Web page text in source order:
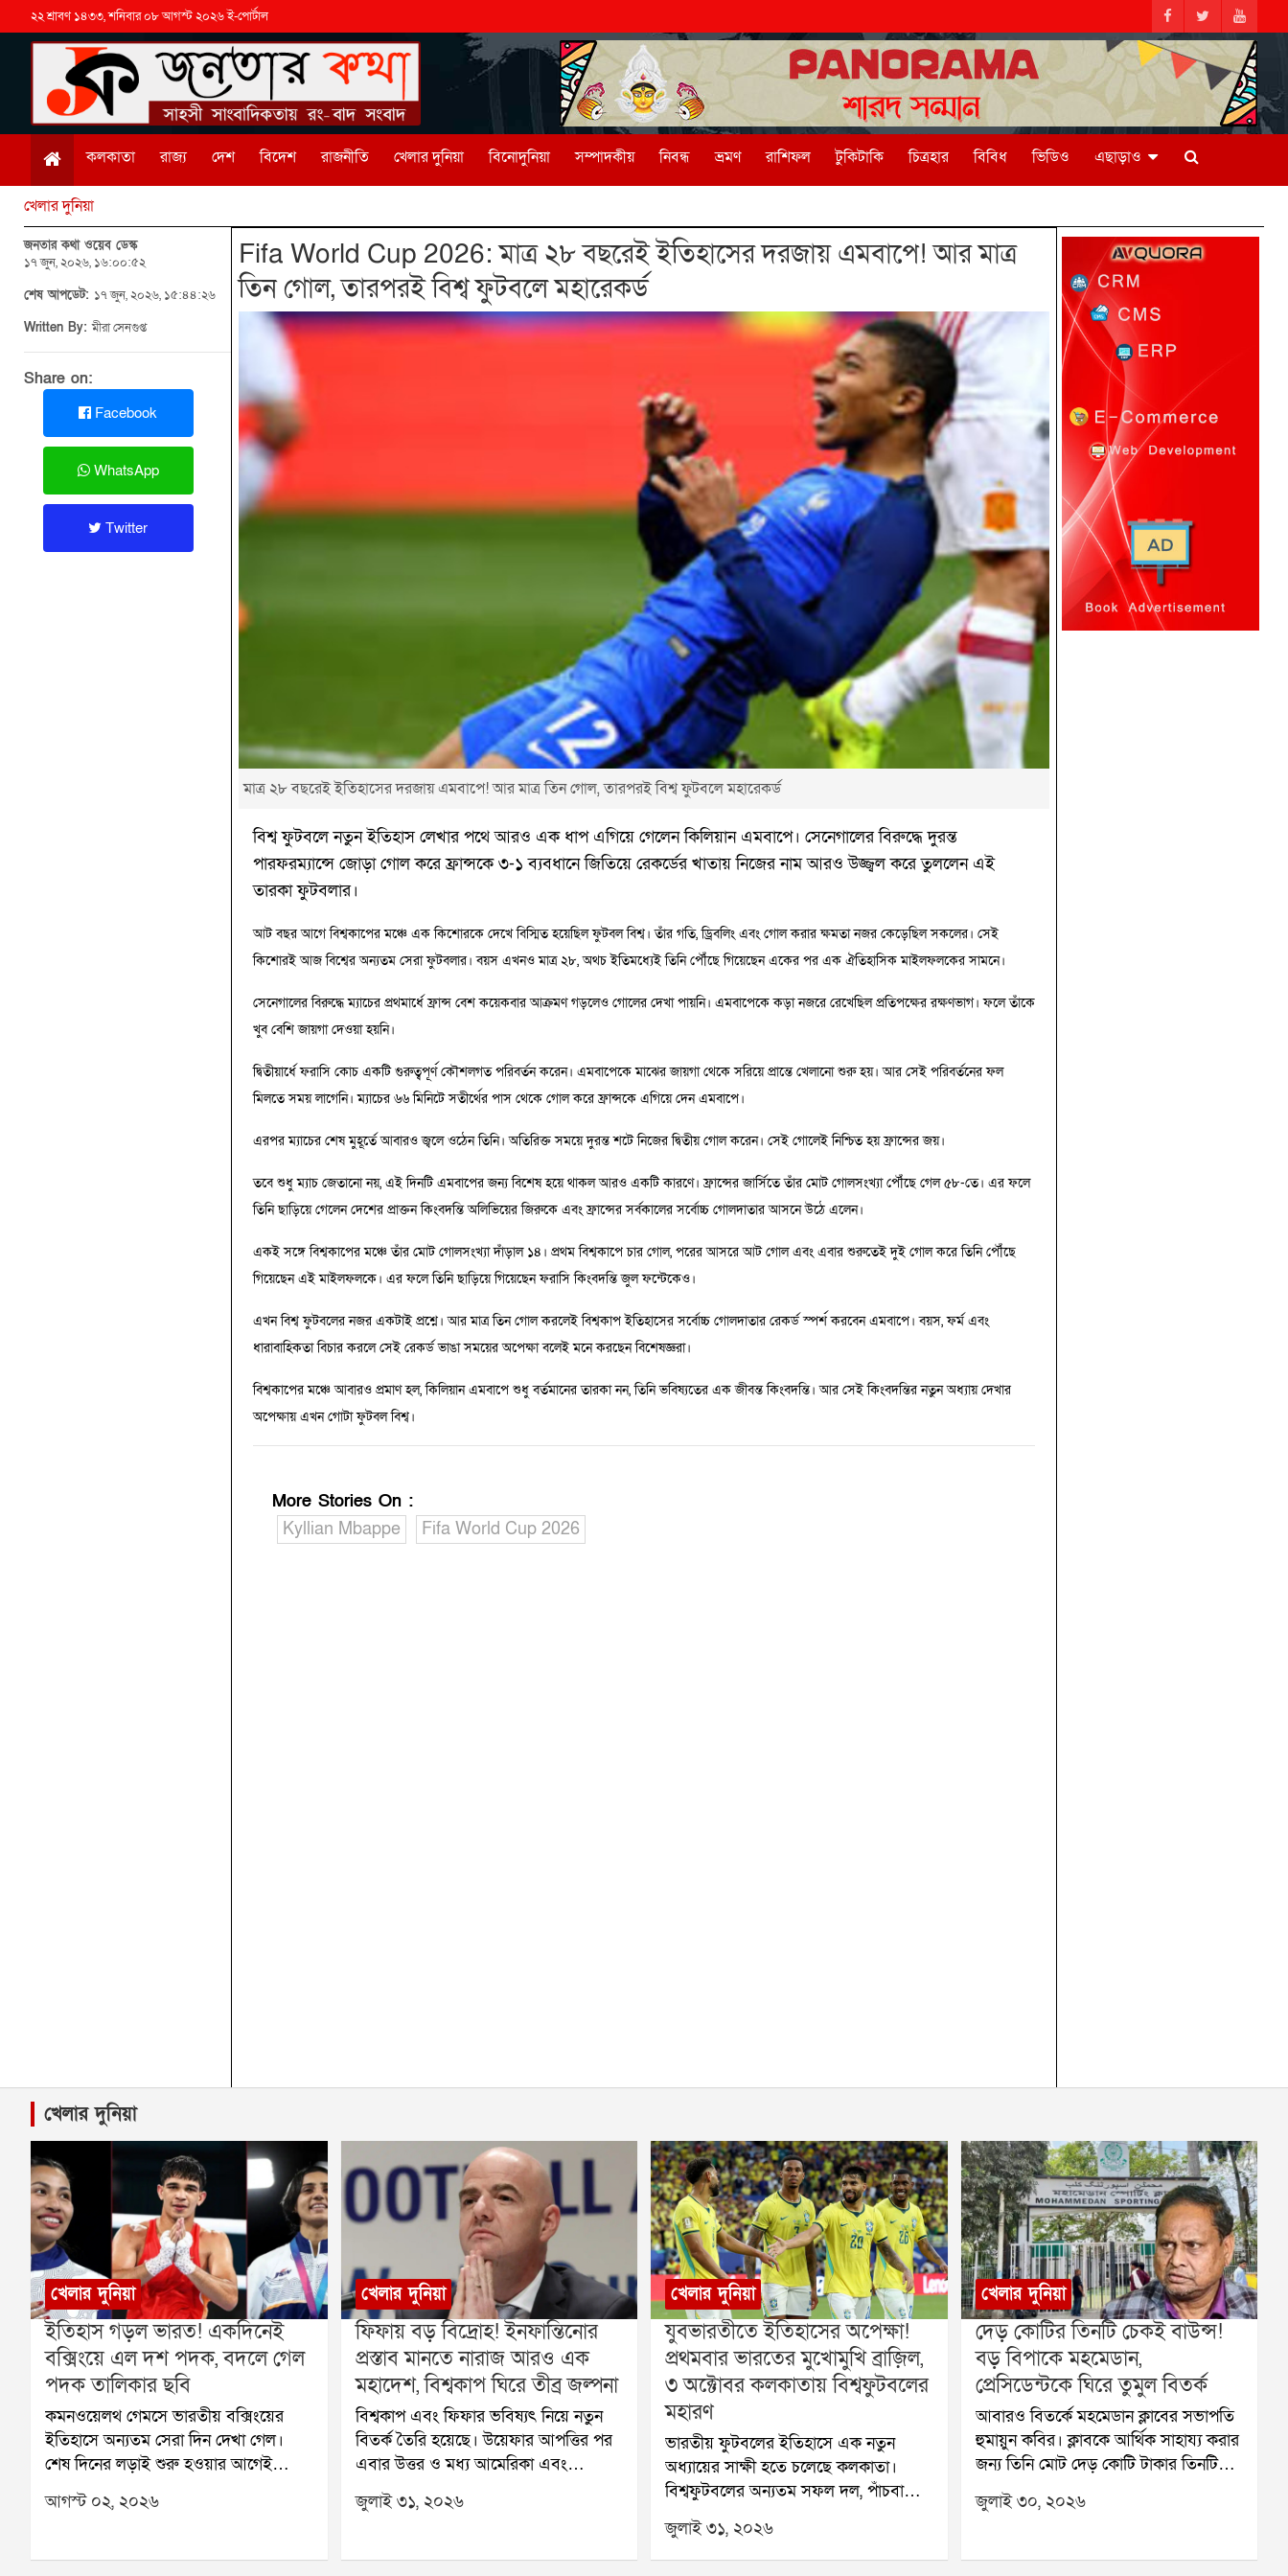
২২ শ্রাবণ ১৪৩৩, শনিবার ০৮ আগস্ট ২০২৬ ই-পোর্টাল
কলকাতা রাজ্য দেশ বিদেশ রাজনীতি খেলার দুনিয়া বিনোদুনিয়া সম্পাদকীয় নিবন্ধ ভ্রমণ রাশিফল টুকিটাকি চিত্রহার বিবিধ ভিডিও এছাড়াও
খেলার দুনিয়া
জনতার কথা ওয়েব ডেস্ক
১৭ জুন, ২০২৬, ১৬:০০:৫২
শেষ আপডেট: ১৭ জুন, ২০২৬, ১৫:৪৪:২৬
Written By:মীরা সেনগুপ্ত
Share on:
Facebook
WhatsApp
Twitter
Fifa World Cup 2026: মাত্র ২৮ বছরেই ইতিহাসের দরজায় এমবাপে! আর মাত্র
তিন গোল, তারপরই বিশ্ব ফুটবলে মহারেকর্ড
মাত্র ২৮ বছরেই ইতিহাসের দরজায় এমবাপে! আর মাত্র তিন গোল, তারপরই বিশ্ব ফুটবলে মহারেকর্ড
বিশ্ব ফুটবলে নতুন ইতিহাস লেখার পথে আরও এক ধাপ এগিয়ে গেলেন কিলিয়ান এমবাপে। সেনেগালের বিরুদ্ধে দুরন্ত
পারফরম্যান্সে জোড়া গোল করে ফ্রান্সকে ৩-১ ব্যবধানে জিতিয়ে রেকর্ডের খাতায় নিজের নাম আরও উজ্জ্বল করে তুললেন এই
তারকা ফুটবলার।
আট বছর আগে বিশ্বকাপের মঞ্চে এক কিশোরকে দেখে বিস্মিত হয়েছিল ফুটবল বিশ্ব। তাঁর গতি, ড্রিবলিং এবং গোল করার ক্ষমতা নজর কেড়েছিল সকলের। সেই
কিশোরই আজ বিশ্বের অন্যতম সেরা ফুটবলার। বয়স এখনও মাত্র ২৮, অথচ ইতিমধ্যেই তিনি পৌঁছে গিয়েছেন একের পর এক ঐতিহাসিক মাইলফলকের সামনে।
সেনেগালের বিরুদ্ধে ম্যাচের প্রথমার্ধে ফ্রান্স বেশ কয়েকবার আক্রমণ গড়লেও গোলের দেখা পায়নি। এমবাপেকে কড়া নজরে রেখেছিল প্রতিপক্ষের রক্ষণভাগ। ফলে তাঁকে
খুব বেশি জায়গা দেওয়া হয়নি।
দ্বিতীয়ার্ধে ফরাসি কোচ একটি গুরুত্বপূর্ণ কৌশলগত পরিবর্তন করেন। এমবাপেকে মাঝের জায়গা থেকে সরিয়ে প্রান্তে খেলানো শুরু হয়। আর সেই পরিবর্তনের ফল
মিলতে সময় লাগেনি। ম্যাচের ৬৬ মিনিটে সতীর্থের পাস থেকে গোল করে ফ্রান্সকে এগিয়ে দেন এমবাপে।
এরপর ম্যাচের শেষ মুহূর্তে আবারও জ্বলে ওঠেন তিনি। অতিরিক্ত সময়ে দুরন্ত শটে নিজের দ্বিতীয় গোল করেন। সেই গোলেই নিশ্চিত হয় ফ্রান্সের জয়।
তবে শুধু ম্যাচ জেতানো নয়, এই দিনটি এমবাপের জন্য বিশেষ হয়ে থাকল আরও একটি কারণে। ফ্রান্সের জার্সিতে তাঁর মোট গোলসংখ্যা পৌঁছে গেল ৫৮-তে। এর ফলে
তিনি ছাড়িয়ে গেলেন দেশের প্রাক্তন কিংবদন্তি অলিভিয়ের জিরুকে এবং ফ্রান্সের সর্বকালের সর্বোচ্চ গোলদাতার আসনে উঠে এলেন।
একই সঙ্গে বিশ্বকাপের মঞ্চে তাঁর মোট গোলসংখ্যা দাঁড়াল ১৪। প্রথম বিশ্বকাপে চার গোল, পরের আসরে আট গোল এবং এবার শুরুতেই দুই গোল করে তিনি পৌঁছে
গিয়েছেন এই মাইলফলকে। এর ফলে তিনি ছাড়িয়ে গিয়েছেন ফরাসি কিংবদন্তি জুল ফন্টেকেও।
এখন বিশ্ব ফুটবলের নজর একটাই প্রশ্নে। আর মাত্র তিন গোল করলেই বিশ্বকাপ ইতিহাসের সর্বোচ্চ গোলদাতার রেকর্ড স্পর্শ করবেন এমবাপে। বয়স, ফর্ম এবং
ধারাবাহিকতা বিচার করলে সেই রেকর্ড ভাঙা সময়ের অপেক্ষা বলেই মনে করছেন বিশেষজ্ঞরা।
বিশ্বকাপের মঞ্চে আবারও প্রমাণ হল, কিলিয়ান এমবাপে শুধু বর্তমানের তারকা নন, তিনি ভবিষ্যতের এক জীবন্ত কিংবদন্তি। আর সেই কিংবদন্তির নতুন অধ্যায় দেখার
অপেক্ষায় এখন গোটা ফুটবল বিশ্ব।
More Stories On :
Kyllian Mbappe
Fifa World Cup 2026
খেলার দুনিয়া
খেলার দুনিয়া
ইতিহাস গড়ল ভারত! একদিনেই
বক্সিংয়ে এল দশ পদক, বদলে গেল
পদক তালিকার ছবি
কমনওয়েলথ গেমসে ভারতীয় বক্সিংয়ের
ইতিহাসে অন্যতম সেরা দিন দেখা গেল।
শেষ দিনের লড়াই শুরু হওয়ার আগেই
নিশ্চিত হয়ে গিয়েছিল, এবার একসঙ্গে দশটি
পদক জিততে চলেছেন ভারতের বক্সাররা।
কখনও বক্সিংয়ে এত বেশি পদক জিততে
আগস্ট ০২, ২০২৬
খেলার দুনিয়া
ফিফায় বড় বিদ্রোহ! ইনফান্তিনোর
প্রস্তাব মানতে নারাজ আরও এক
মহাদেশ, বিশ্বকাপ ঘিরে তীব্র জল্পনা
বিশ্বকাপ এবং ফিফার ভবিষ্যৎ নিয়ে নতুন
বিতর্ক তৈরি হয়েছে। উয়েফার আপত্তির পর
এবার উত্তর ও মধ্য আমেরিকা এবং
ক্যারিবিয়ান অঞ্চলের ফুটবল সংস্থা
কনকাকাফও ফিফা সভাপতি জিয়ান্নি
এর ফলে ফিফার ভবিষ্যৎ পরিকল্পনা বড়
জুলাই ৩১, ২০২৬
খেলার দুনিয়া
যুবভারতীতে ইতিহাসের অপেক্ষা!
প্রথমবার ভারতের মুখোমুখি ব্রাজ়িল,
৩ অক্টোবর কলকাতায় বিশ্বফুটবলের
মহারণ
ভারতীয় ফুটবলের ইতিহাসে এক নতুন
অধ্যায়ের সাক্ষী হতে চলেছে কলকাতা।
বিশ্বফুটবলের অন্যতম সফল দল, পাঁচবারের
বিশ্বকাপজয়ী ব্রাজ়িল প্রথমবারের মতো
ভারতের বিরুদ্ধে প্রদর্শনী ম্যাচ খেলতে
আসছে। আগামী ৩ অক্টোবর কলকাতার
জুলাই ৩১, ২০২৬
খেলার দুনিয়া
দেড় কোটির তিনটি চেকই বাউন্স!
বড় বিপাকে মহমেডান,
প্রেসিডেন্টকে ঘিরে তুমুল বিতর্ক
আবারও বিতর্কে মহমেডান ক্লাবের সভাপতি
হুমায়ুন কবির। ক্লাবকে আর্থিক সাহায্য করার
জন্য তিনি মোট দেড় কোটি টাকার তিনটি
চেক দিয়েছিলেন। কিন্তু সেই তিনটি চেকই
বাউন্স করেছে বলে অভিযোগ। এই ঘটনায়
নতুন করে উদ্বেগ তৈরি হয়েছে।ক্লাব সূত্রে
জুলাই ৩০, ২০২৬